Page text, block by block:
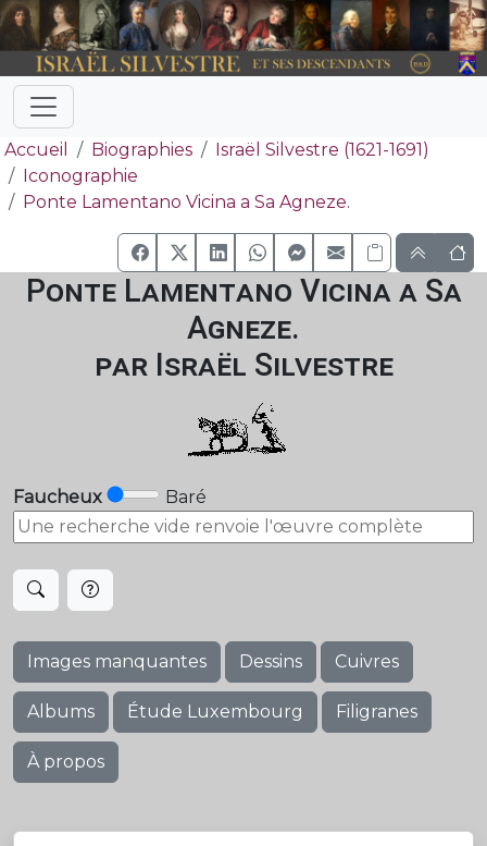
Accueil Biographies
Israël Silvestre (1621-1691)
Iconographie
Ponte Lamentano Vicina a Sa Agneze.
Ponte Lamentano Vicina a Sa
Agneze.
par Israël Silvestre
Faucheux Baré
Images manquantes Dessins Cuivres
Albums Étude Luxembourg Filigranes
À propos